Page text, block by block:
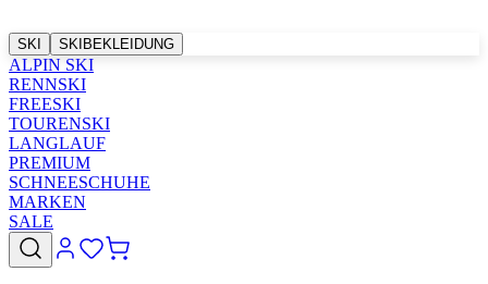
SKI SKIBEKLEIDUNG
ALPIN SKI
RENNSKI
FREESKI
TOURENSKI
LANGLAUF
PREMIUM
SCHNEESCHUHE
MARKEN
SALE